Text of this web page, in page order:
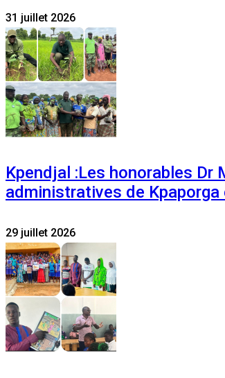
31 juillet 2026
Kpendjal :Les honorables
administratives de
29 juillet 2026